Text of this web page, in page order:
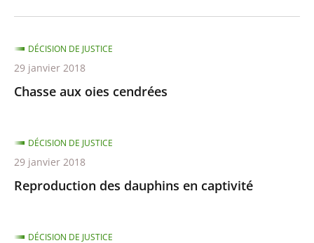
après
avant
Chasse aux oies cendrées
DÉCISION DE JUSTICE
29 janvier 2018
Reproduction des dauphins en captivité
DÉCISION DE JUSTICE
29 janvier 2018
DÉCISION DE JUSTICE